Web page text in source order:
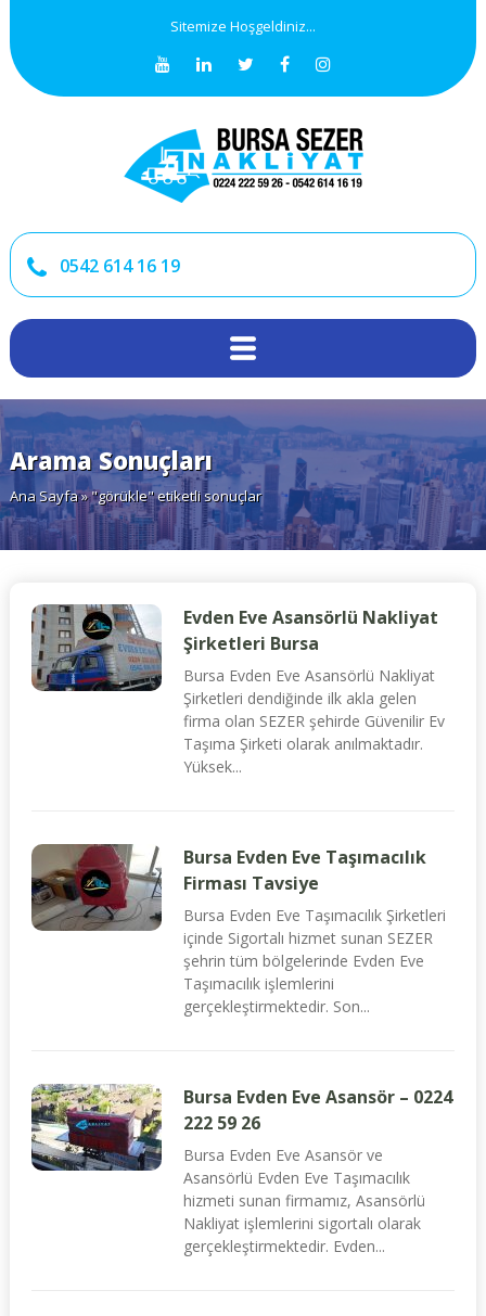
Sitemize Hoşgeldiniz...
0542 614 16 19
Arama Sonuçları
Ana Sayfa» "görükle" etiketli sonuçlar
Evden Eve Asansörlü Nakliyat
Şirketleri Bursa
Bursa Evden Eve Asansörlü Nakliyat
Şirketleri dendiğinde ilk akla gelen
firma olan SEZER şehirde Güvenilir Ev
Taşıma Şirketi olarak anılmaktadır.
Yüksek...
Bursa Evden Eve Taşımacılık
Firması Tavsiye
Bursa Evden Eve Taşımacılık Şirketleri
içinde Sigortalı hizmet sunan SEZER
şehrin tüm bölgelerinde Evden Eve
Taşımacılık işlemlerini
gerçekleştirmektedir. Son...
Bursa Evden Eve Asansör – 0224
222 59 26
Bursa Evden Eve Asansör ve
Asansörlü Evden Eve Taşımacılık
hizmeti sunan firmamız, Asansörlü
Nakliyat işlemlerini sigortalı olarak
gerçekleştirmektedir. Evden...